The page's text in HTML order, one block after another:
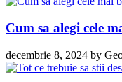
Cum sa alegi cele
decembrie 8, 2024 by